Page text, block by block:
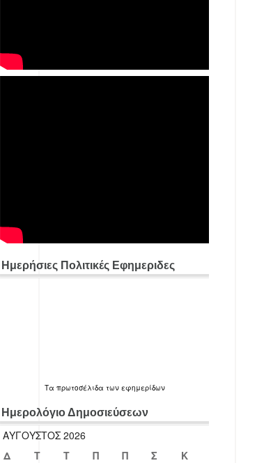
Ημερήσιες Πολιτικές Εφημεριδες
Τα πρωτοσέλιδα των εφημερίδων
Ημερολόγιο Δημοσιεύσεων
ΑΎΓΟΥΣΤΟΣ 2026
Δ
Τ Τ Π Π Σ Κ